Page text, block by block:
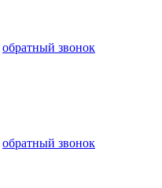
обратный звонок
обратный звонок